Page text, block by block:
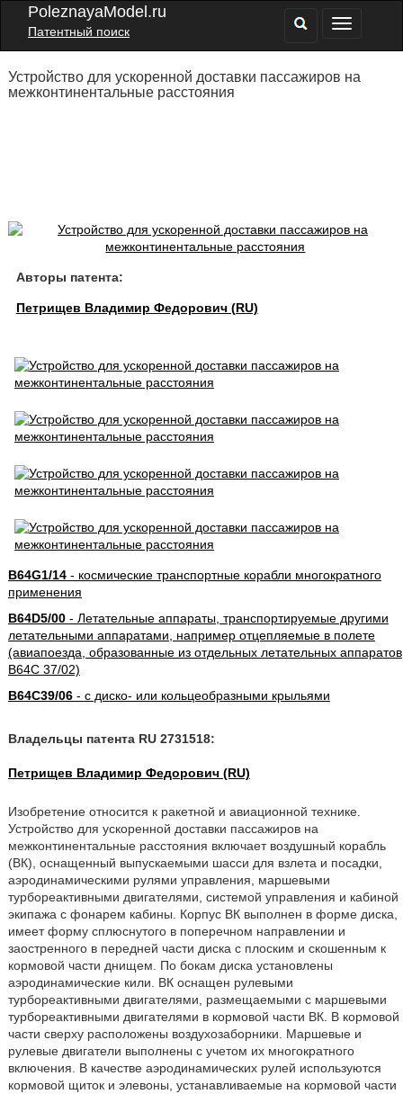
PoleznayaModel.ru
Патентный поиск
Устройство для ускоренной доставки пассажиров на
межконтинентальные расстояния
Авторы патента:
Петрищев Владимир Федорович (RU)
B64G1/14- космические транспортные корабли многократного
применения
B64D5/00- Летательные аппараты, транспортируемые другими
летательными аппаратами, например отцепляемые в полете
(авиапоезда, образованные из отдельных летательных аппаратов
B64C 37/02)
B64C39/06- с диско- или кольцеобразными крыльями
Владельцы патента RU 2731518:
Петрищев Владимир Федорович (RU)
Изобретение относится к ракетной и авиационной технике.
Устройство для ускоренной доставки пассажиров на
межконтинентальные расстояния включает воздушный корабль
(ВК), оснащенный выпускаемыми шасси для взлета и посадки,
аэродинамическими рулями управления, маршевыми
турбореактивными двигателями, системой управления и кабиной
экипажа с фонарем кабины. Корпус ВК выполнен в форме диска,
имеет форму сплюснутого в поперечном направлении и
заостренного в передней части диска с плоским и скошенным к
кормовой части днищем. По бокам диска установлены
аэродинамические кили. ВК оснащен рулевыми
турбореактивными двигателями, размещаемыми с маршевыми
турбореактивными двигателями в кормовой части ВК. В кормовой
части сверху расположены воздухозаборники. Маршевые и
рулевые двигатели выполнены с учетом их многократного
включения. В качестве аэродинамических рулей используются
кормовой щиток и элевоны, устанавливаемые на кормовой части